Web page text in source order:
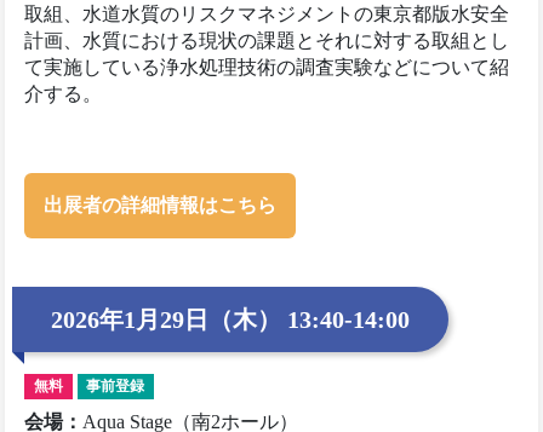
取組、水道水質のリスクマネジメントの東京都版水安全
計画、水質における現状の課題とそれに対する取組とし
て実施している浄水処理技術の調査実験などについて紹
介する。
出展者の詳細情報はこちら
2026年1月29日（木） 13:40-14:00
無料 事前登録
会場： Aqua Stage（南2ホール）